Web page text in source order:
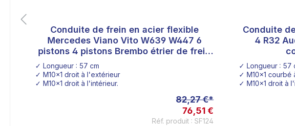
Conduite de frein en acier flexible
Mercedes Viano Vito W639 W447 6
pistons 4 pistons Brembo étrier de frein
transformation de l'installation de
freinage
✓ Longueur : 57 cm
✓ M10x1 droit à l'extérieur
✓ M10x1 droit à l'intérieur.
82,27 €*
76,51 €
Réf. produit : SF124
Conduite
4 R32
✓ Longueur : 57
✓ M10x1 courbé
✓ M10x1 droit à